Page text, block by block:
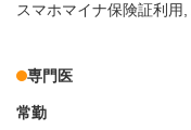
スマホマイナ保険証利用
専門医
常勤